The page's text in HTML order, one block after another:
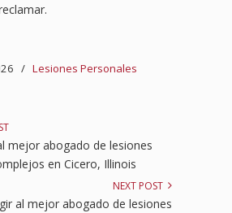
/ Lesiones Personales
mejor abogado de lesiones
en Cicero, Illinois
NEXT POST
al mejor abogado de lesiones